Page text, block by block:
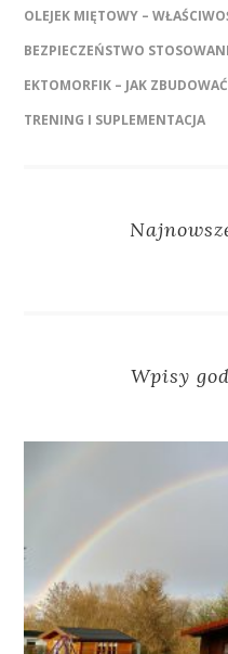
OLEJEK MIĘTOWY –
BEZPIECZEŃSTWO
EKTOMORFIK – JAK
TRENING I SUPLEMENTACJA
Wpisy